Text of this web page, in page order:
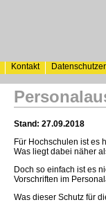
Kontakt
Stand: 27.09.2018
Für Hochschulen ist es
Was liegt dabei näher
Doch so einfach ist es
Vorschriften im
Was dieser Schutz für